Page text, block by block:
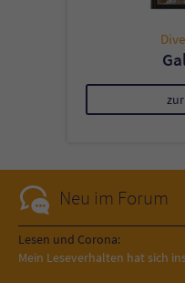
Neu im Forum
Lesen und Corona:
Mein Leseverhalten hat sich